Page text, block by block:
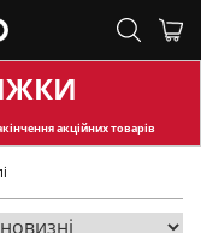
акційних товарів